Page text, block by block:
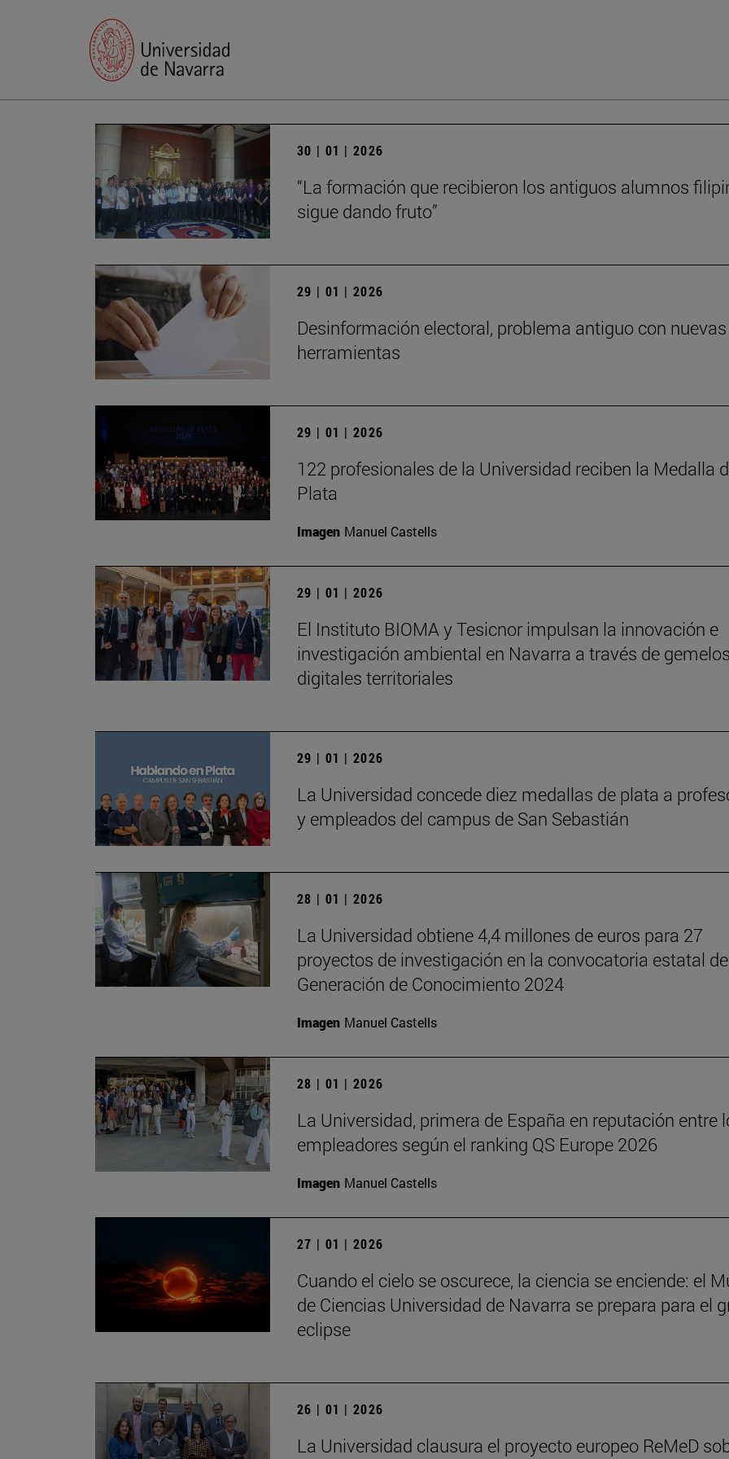
30 | 01 | 2026
“La formación que recibieron los antiguos alumnos
sigue dando fruto”
29 | 01 | 2026
Desinformación electoral, problema antiguo con nuevas
herramientas
29 | 01 | 2026
122 profesionales de la Universidad reciben la Medalla
Plata
Imagen Manuel Castells
29 | 01 | 2026
El Instituto BIOMA y Tesicnor impulsan la innovación e
investigación ambiental en Navarra a través de
digitales territoriales
29 | 01 | 2026
La Universidad concede diez medallas de plata a
y empleados del campus de San Sebastián
28 | 01 | 2026
La Universidad obtiene 4,4 millones de euros para 27
proyectos de investigación en la convocatoria estatal de
Generación de Conocimiento 2024
Imagen Manuel Castells
28 | 01 | 2026
La Universidad, primera de España en reputación entre
empleadores según el ranking QS Europe 2026
Imagen Manuel Castells
27 | 01 | 2026
Cuando el cielo se oscurece, la ciencia se enciende: el
de Ciencias Universidad de Navarra se prepara para el
eclipse
26 | 01 | 2026
La Universidad clausura el proyecto europeo ReMeD